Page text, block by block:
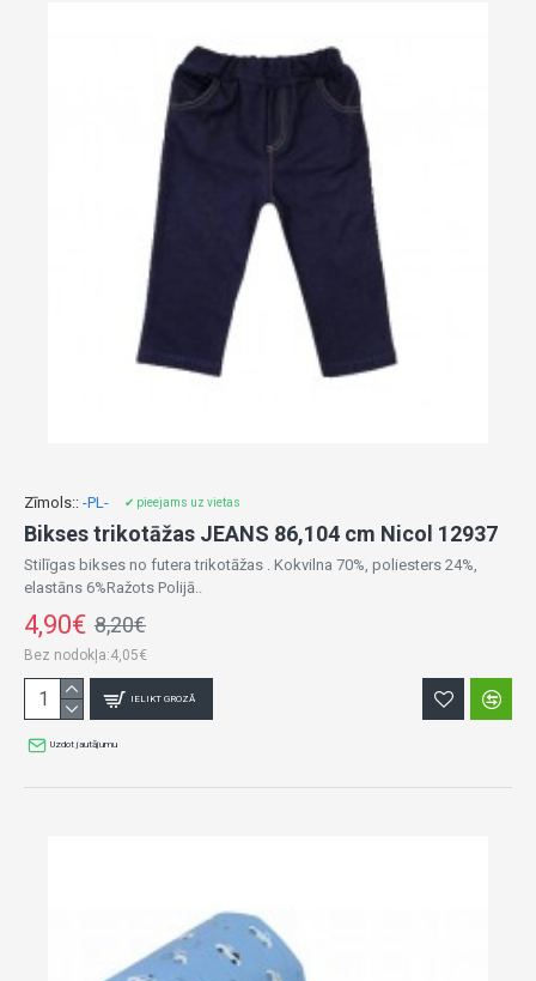
Zīmols:: -PL- ✔ pieejams uz vietas
Bikses trikotāžas JEANS 86,104 cm Nicol 12937
Stilīgas bikses no futera trikotāžas . Kokvilna 70%, poliesters 24%,
elastāns 6%Ražots Polijā..
4,90€ 8,20€
Bez nodokļa:4,05€
IELIKT GROZĀ
Uzdot jautājumu